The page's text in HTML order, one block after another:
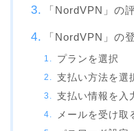
「NordVPN」の
「NordVPN」の
プランを選択
支払い方法を選
支払い情報を入
メールを受け取